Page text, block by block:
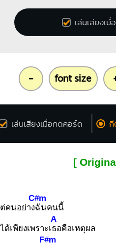
เล่นเสียงเ
- font size
เล่นเสียงเมื่อกดคอร์ด กี
[
คนอย่าง
C#m
ฉันคนนี้
เพียงเพราะเ
A
ธอคือเหตุผล
F#m